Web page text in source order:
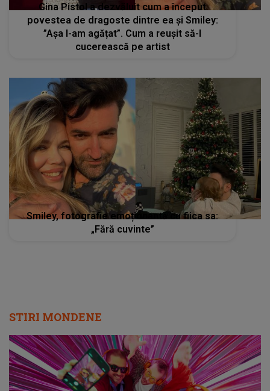
Gina Pistol a dezvăluit cum a început
povestea de dragoste dintre ea și Smiley:
”Așa l-am agățat”. Cum a reușit să-l
cucerească pe artist
Smiley, fotografie emoționantă cu fiica sa:
„Fără cuvinte”
STIRI MONDENE